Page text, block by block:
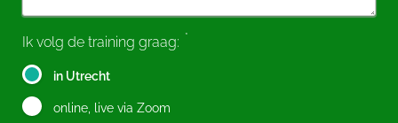
Ik volg de training graag: *
in Utrecht
online, live via Zoom